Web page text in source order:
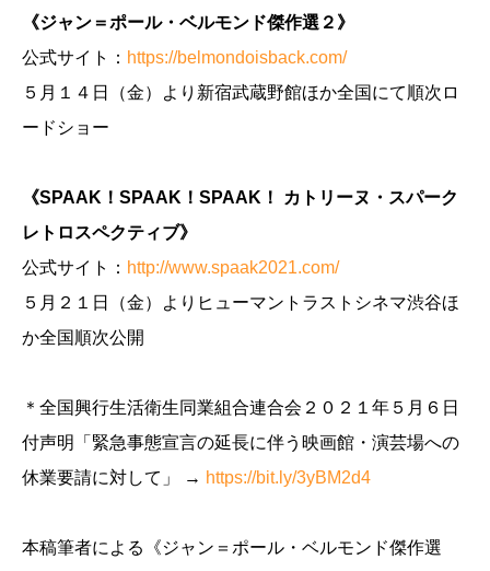
《ジャン＝ポール・ベルモンド傑作選２》
公式サイト： https://belmondoisback.com/
５月１４日（金）より新宿武蔵野館ほか全国にて順次ロ
ードショー
《SPAAK！SPAAK！SPAAK！ カトリーヌ・スパーク
レトロスペクティブ》
公式サイト： http://www.spaak2021.com/
５月２１日（金）よりヒューマントラストシネマ渋谷ほ
か全国順次公開
＊全国興行生活衛生同業組合連合会２０２１年５月６日
付声明「緊急事態宣言の延長に伴う映画館・演芸場への
休業要請に対して」 → https://bit.ly/3yBM2d4
本稿筆者による《ジャン＝ポール・ベルモンド傑作選